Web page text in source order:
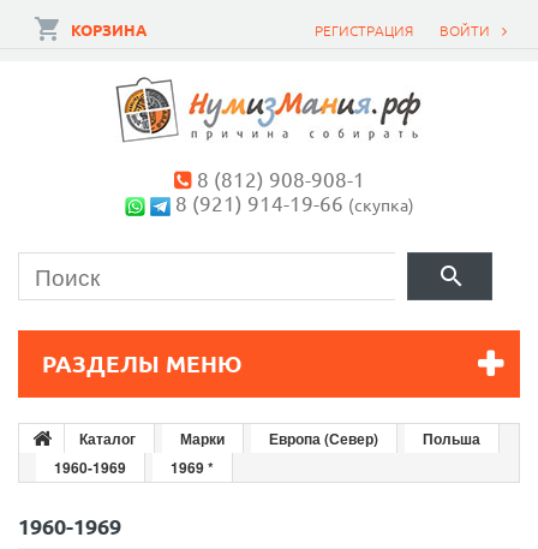
ВОЙТИ
РЕГИСТРАЦИЯ
КОРЗИНА
8 (812) 908-908-1
8 (921) 914-19-66 (скупка)
РАЗДЕЛЫ МЕНЮ
Каталог Марки Европа (Север)
Польша
1960-1969
1969 *
1960-1969